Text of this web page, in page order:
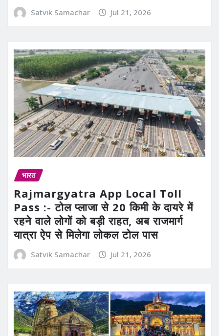
Satvik Samachar Jul 21, 2026
भारत
Rajmargyatra App Local Toll
Pass :- टोल प्लाजा से 20 किमी के दायरे में
रहने वाले लोगों को बड़ी राहत, अब राजमार्ग
यात्रा ऐप से मिलेगा लोकल टोल पास
Satvik Samachar Jul 21, 2026